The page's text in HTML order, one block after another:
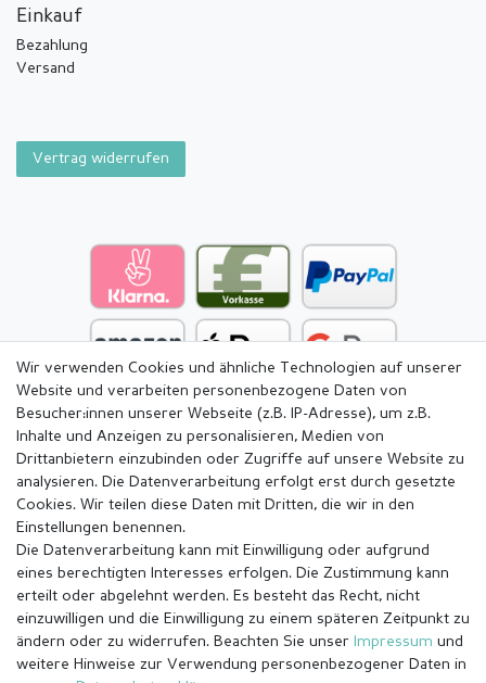
Einkauf
Bezahlung
Versand
Vertrag widerrufen
Wir verwenden Cookies und ähnliche Technologien auf unserer
Website und verarbeiten personenbezogene Daten von
Besucher:innen unserer Webseite (z.B. IP-Adresse), um z.B.
Inhalte und Anzeigen zu personalisieren, Medien von
Drittanbietern einzubinden oder Zugriffe auf unsere Website zu
analysieren. Die Datenverarbeitung erfolgt erst durch gesetzte
Cookies. Wir teilen diese Daten mit Dritten, die wir in den
Einstellungen benennen.
Die Datenverarbeitung kann mit Einwilligung oder aufgrund
eines berechtigten Interesses erfolgen. Die Zustimmung kann
erteilt oder abgelehnt werden. Es besteht das Recht, nicht
einzuwilligen und die Einwilligung zu einem späteren Zeitpunkt zu
ändern oder zu widerrufen. Beachten Sie unser Impressum und
weitere Hinweise zur Verwendung personenbezogener Daten in